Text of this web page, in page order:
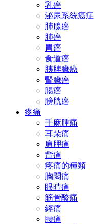
乳癌
泌尿系統癌症
肺腺癌
肺癌
胃癌
食道癌
胰脾臟癌
腎臟癌
腸癌
膀胱癌
疼痛
手麻腫痛
耳朵痛
肩胛痛
背痛
疼痛的種類
胸悶痛
眼晴痛
筋骨酸痛
經痛
腰痛